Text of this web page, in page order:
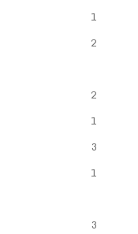
1
2
2
1
3
1
3